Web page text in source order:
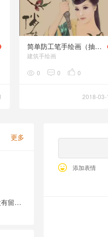
简单防工笔手绘画（抽线）
建筑手绘画
0 0 0
2018-
更多
这家伙很懒，什么都没有留下！
添加表情